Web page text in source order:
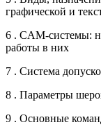
графической и
6 . CAM-системы:
работы в них
7 . Система
8 . Параметры
9 . Основные